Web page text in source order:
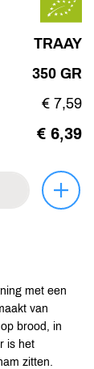
TRAAY
350 GR
€ 7,59
€ 6,39
met een
van
brood, in
is het
zitten.